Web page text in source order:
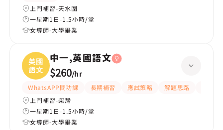
上門補習-天水圍
一星期1日-1.5小時/堂
女導師-大學畢業
英國
語文
中一,英國語文
$260/hr
WhatsAPP問功課 長期補習 應試策略 解題思路
上門補習-柴灣
一星期1日-1.5小時/堂
女導師-大學畢業